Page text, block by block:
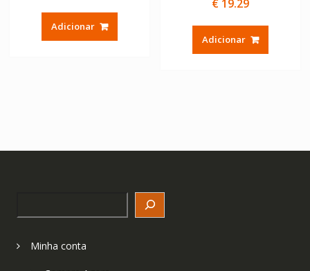
Adicionar
€ 19.29
Adicionar
Minha conta